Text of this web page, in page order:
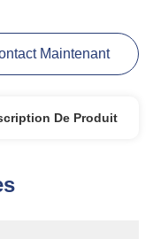
Maintenant
De Produit